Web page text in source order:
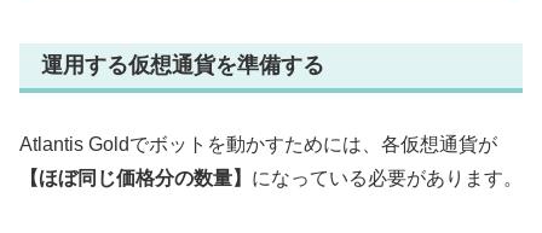
運用する仮想通貨を準備する
Atlantis Goldでボットを動かすためには、各仮想通貨が
【ほぼ同じ価格分の数量】 になっている必要があります。